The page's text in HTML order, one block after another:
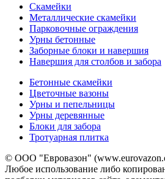
Скамейки
Металлические скамейки
Парковочные ограждения
Урны бетонные
Заборные блоки и навершия
Навершия для столбов и забора
Бетонные скамейки
Цветочные вазоны
Урны и пепельницы
Урны деревянные
Блоки для забора
Тротуарная плитка
© ООО "Евровазон"
Любое использование либо